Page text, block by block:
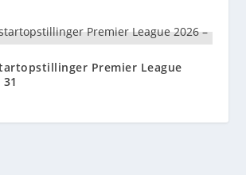
Premier League